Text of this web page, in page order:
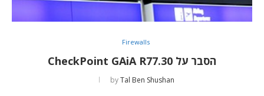
Firewalls
הסבר על CheckPoint GAiA R77.30
byTal Ben Shushan